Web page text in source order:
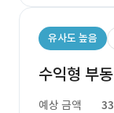
유사도 높음
수익형 부
예상 금액